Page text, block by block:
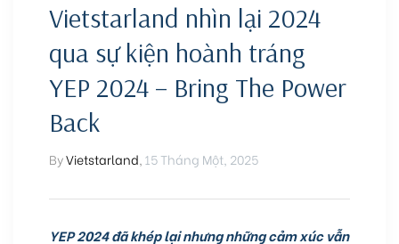
Vietstarland nhìn lại 2024
qua sự kiện hoành tráng
YEP 2024 – Bring The Power
Back
ByVietstarland 15 Tháng Một, 2025
YEP 2024 đã khép lại nhưng những cảm xúc vẫn